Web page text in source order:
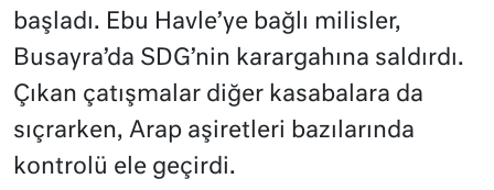
başladı. Ebu Havle’ye bağlı milisler,
Busayra’da SDG’nin karargahına saldırdı.
Çıkan çatışmalar diğer kasabalara da
sıçrarken, Arap aşiretleri bazılarında
kontrolü ele geçirdi.